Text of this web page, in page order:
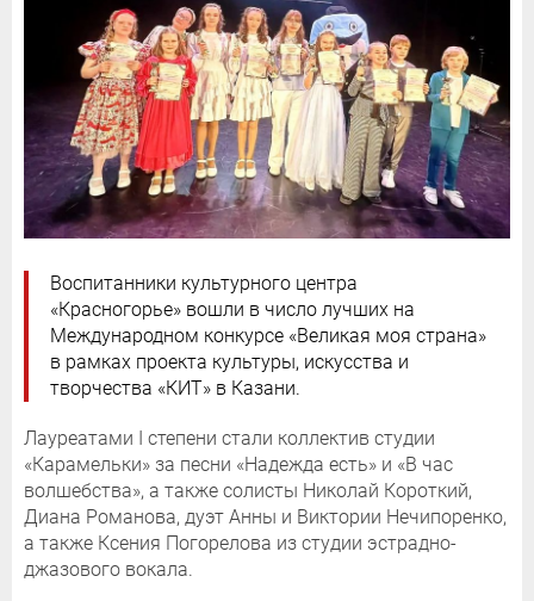
Воспитанники культурного центра
«Красногорье» вошли в число лучших на
Международном конкурсе «Великая моя страна»
в рамках проекта культуры, искусства и
творчества «КИТ» в Казани.
Лауреатами I степени стали коллектив студии
«Карамельки» за песни «Надежда есть» и «В час
волшебства», а также солисты Николай Короткий,
Диана Романова, дуэт Анны и Виктории Нечипоренко,
а также Ксения Погорелова из студии эстрадно-
джазового вокала.